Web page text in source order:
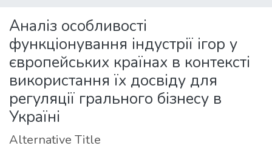
Statistics
Аналіз особливості
функціонування індустрії ігор у
європейських країнах в контексті
використання їх досвіду для
регуляції грального бізнесу в
Україні
Alternative Title